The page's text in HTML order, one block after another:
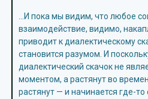
…И пока мы видим, что любое
взаимодействие, видимо,
приводит к диалектическому
становится разумом. И
диалектический скачок не
моментом, а растянут во
растянут — и начинается где-